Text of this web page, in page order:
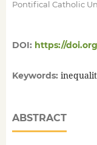
Pontifical Catholic
DOI: https://
Keywords:
ABSTRACT